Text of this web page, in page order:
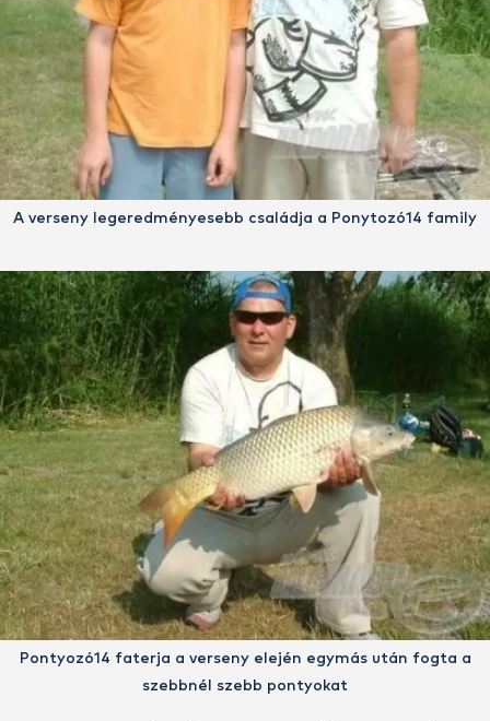
A verseny legeredményesebb családja a Ponytozó14 family
Pontyozó14 faterja a verseny elején egymás után fogta a
szebbnél szebb pontyokat